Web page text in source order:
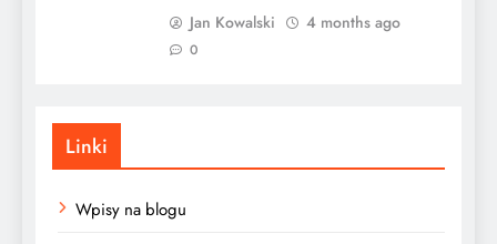
Jan Kowalski 4 months ago
0
Linki
Wpisy na blogu